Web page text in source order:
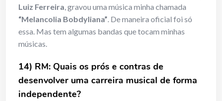
Luiz Ferreira, gravou uma música minha chamada
“Melancolia Bobdyliana”. De maneira oficial foi só
essa. Mas tem algumas bandas que tocam minhas
músicas.
14) RM: Quais os prós e contras de
desenvolver uma carreira musical de forma
independente?